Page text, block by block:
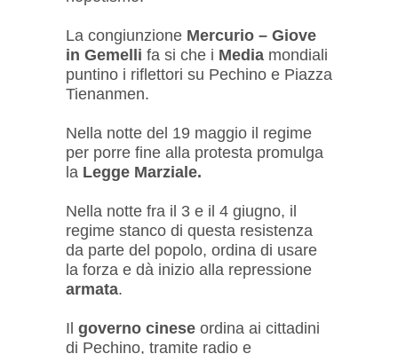
La congiunzione Mercurio – Giove
in Gemelli fa si che i Media mondiali
puntino i riflettori su Pechino e Piazza
Tienanmen.
Nella notte del 19 maggio il regime
per porre fine alla protesta promulga
la Legge Marziale.
Nella notte fra il 3 e il 4 giugno, il
regime stanco di questa resistenza
da parte del popolo, ordina di usare
la forza e dà inizio alla repressione
armata.
Il governo cinese ordina ai cittadini
di Pechino, tramite radio e